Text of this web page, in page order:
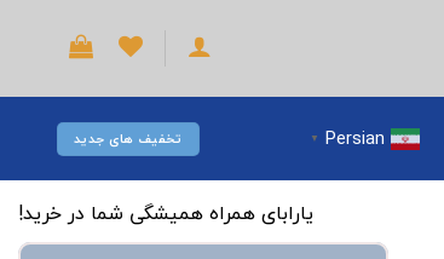
Persian
▼ تخفیف های جدید
یارابای همراه همیشگی شما در خرید!